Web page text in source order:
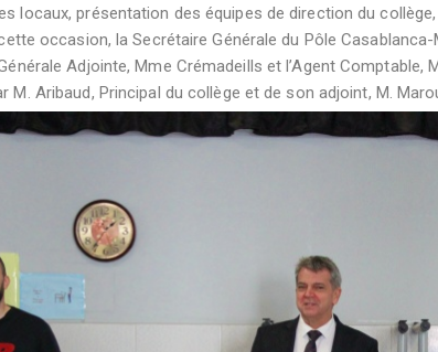
locaux, présentation des équipes de direction du
occasion, la Secrétaire Générale du Pôle
Adjointe, Mme Crémadeills et l’Agent Comptable,
M. Aribaud, Principal du collège et de son adjoint, M.